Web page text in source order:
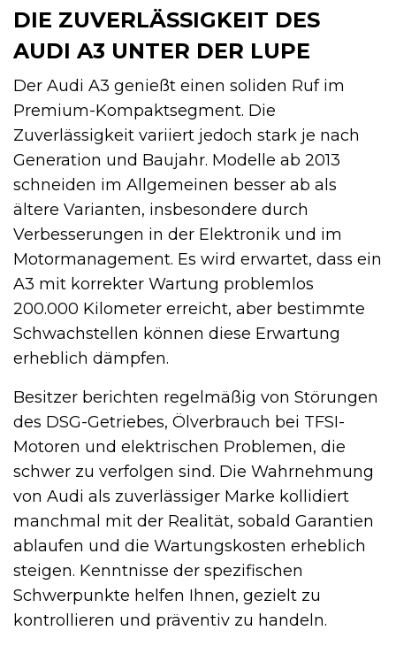
DIE ZUVERLÄSSIGKEIT DES
AUDI A3 UNTER DER LUPE
Der Audi A3 genießt einen soliden Ruf im
Premium-Kompaktsegment. Die
Zuverlässigkeit variiert jedoch stark je nach
Generation und Baujahr. Modelle ab 2013
schneiden im Allgemeinen besser ab als
ältere Varianten, insbesondere durch
Verbesserungen in der Elektronik und im
Motormanagement. Es wird erwartet, dass ein
A3 mit korrekter Wartung problemlos
200.000 Kilometer erreicht, aber bestimmte
Schwachstellen können diese Erwartung
erheblich dämpfen.
Besitzer berichten regelmäßig von Störungen
des DSG-Getriebes, Ölverbrauch bei TFSI-
Motoren und elektrischen Problemen, die
schwer zu verfolgen sind. Die Wahrnehmung
von Audi als zuverlässiger Marke kollidiert
manchmal mit der Realität, sobald Garantien
ablaufen und die Wartungskosten erheblich
steigen. Kenntnisse der spezifischen
Schwerpunkte helfen Ihnen, gezielt zu
kontrollieren und präventiv zu handeln.